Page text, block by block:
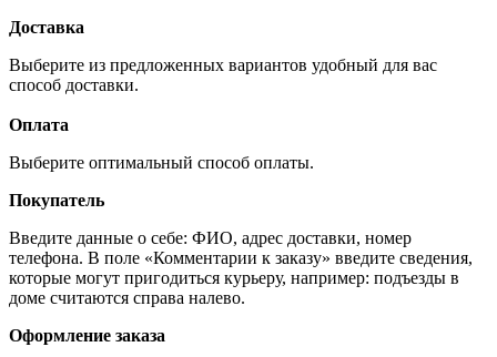
Доставка
Выберите из предложенных вариантов удобный для вас
способ доставки.
Оплата
Выберите оптимальный способ оплаты.
Покупатель
Введите данные о себе: ФИО, адрес доставки, номер
телефона. В поле «Комментарии к заказу» введите сведения,
которые могут пригодиться курьеру, например: подъезды в
доме считаются справа налево.
Оформление заказа